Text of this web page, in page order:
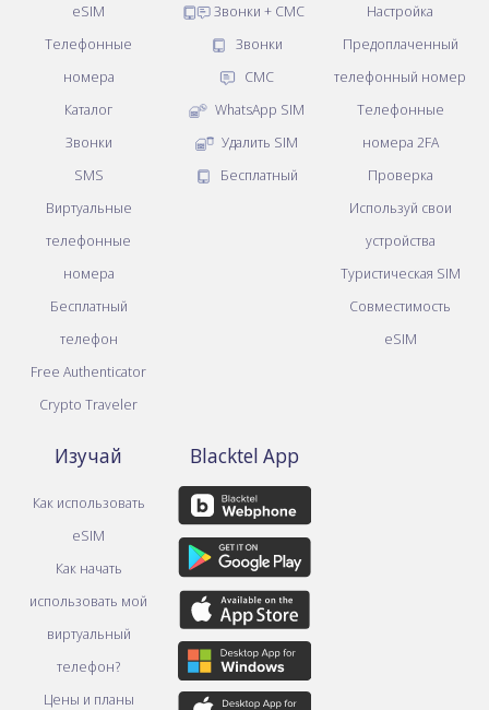
eSIM
Телефонные
номера
Каталог
Звонки
SMS
Виртуальные
телефонные
номера
Бесплатный
телефон
Free Authenticator
Crypto Traveler
Звонки + СМС
Звонки
СМС
WhatsApp SIM
Удалить SIM
Бесплатный
Настройка
Предоплаченный
телефонный номер
Телефонные
номера 2FA
Проверка
Используй свои
устройства
Туристическая SIM
Совместимость
eSIM
Изучай
Как использовать
eSIM
Как начать
использовать мой
виртуальный
телефон?
Цены и планы
Blacktel App